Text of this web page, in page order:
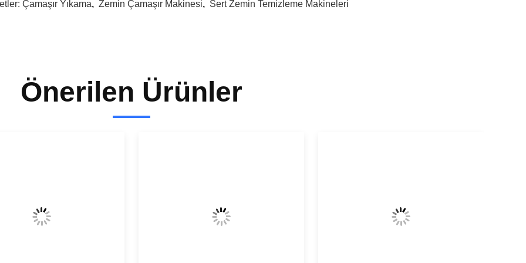
Çamaşır Yıkama, Zemin Çamaşır Makinesi, Sert Zemin Temizleme Makineleri
Önerilen Ürünler